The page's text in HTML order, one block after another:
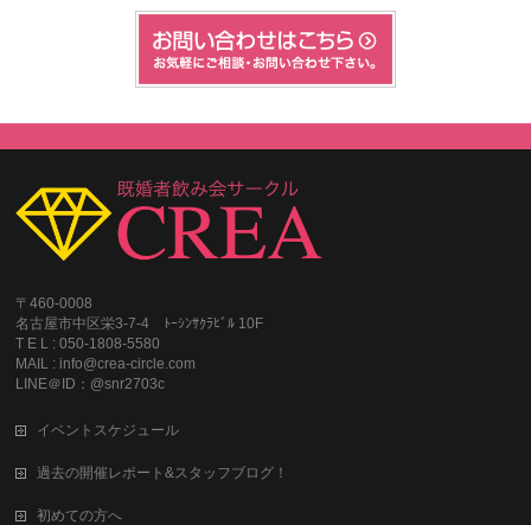
〒460-0008
名古屋市中区栄3-7-4 ﾄｰｼﾝｻｸﾗﾋﾞﾙ 10F
T E L : 050-1808-5580
MAIL : info@crea-circle.com
LINE＠ID：@snr2703c
イベントスケジュール
過去の開催レポート&スタッフブログ！
初めての方へ